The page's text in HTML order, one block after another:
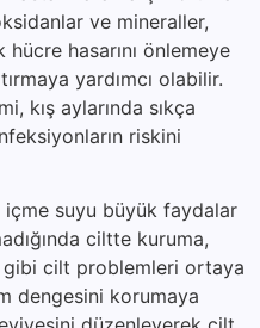
ve mineraller,
hasarını önlemeye
yardımcı olabilir.
kış aylarında sıkça
riskini
içme suyu büyük faydalar
ciltte kuruma,
cilt problemleri ortaya
dengesini korumaya